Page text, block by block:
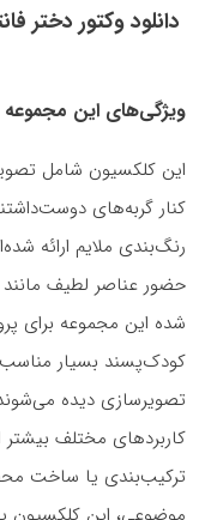
دانلود وکتور دختر
ویژگی‌های این مجموعه
این کلکسیون شامل
کنار گربه‌های
رنگ‌بندی ملایم ارائه
حضور عناصر لطیف
شده این مجموعه برای
کودک‌پسند بسیار مناسب
تصویرسازی دیده
کاربردهای مختلف
ترکیب‌بندی یا ساخت